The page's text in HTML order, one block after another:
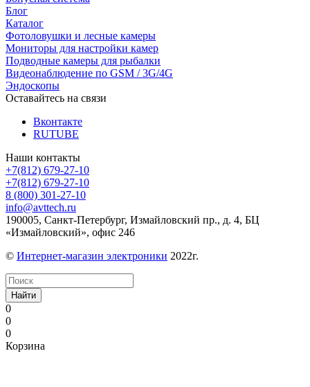
Блог
Каталог
Фотоловушки и лесные камеры
Мониторы для настройки камер
Подводные камеры для рыбалки
Видеонаблюдение по GSM / 3G/4G
Эндоскопы
Оставайтесь на связи
Вконтакте
RUTUBE
Наши контакты
+7(812) 679-27-10
+7(812) 679-27-10
8 (800) 301-27-10
info@avttech.ru
190005, Санкт-Петербург, Измайловский пр., д. 4, БЦ
«Измайловский», офис 246
© Интернет-магазин электроники 2022г.
Найти
0
0
0
Корзина